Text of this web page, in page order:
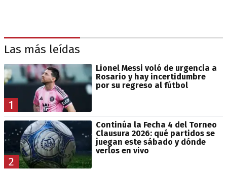
Las más leídas
1
Lionel Messi voló de urgencia a
Rosario y hay incertidumbre
por su regreso al fútbol
2
Continúa la Fecha 4 del Torneo
Clausura 2026: qué partidos se
juegan este sábado y dónde
verlos en vivo